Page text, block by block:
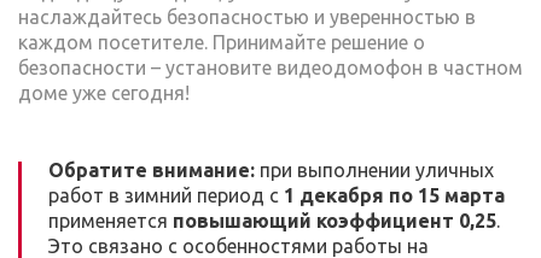
наслаждайтесь безопасностью и уверенностью в
каждом посетителе. Принимайте решение о
безопасности – установите видеодомофон в частном
доме уже сегодня!
Обратите внимание: при выполнении уличных
работ в зимний период с 1 декабря по 15 марта
применяется повышающий коэффициент 0,25.
Это связано с особенностями работы на